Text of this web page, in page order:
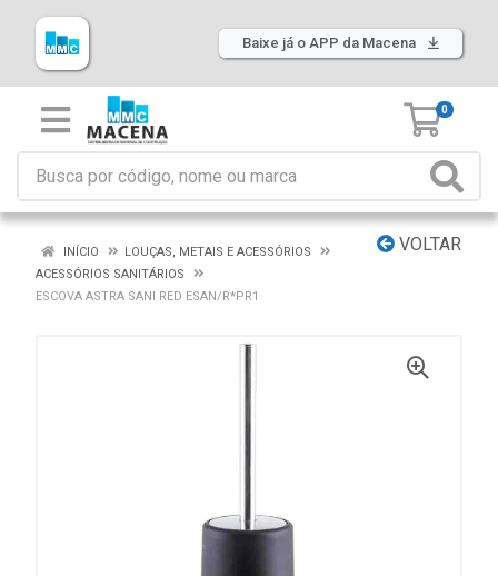
Baixe já o APP da Macena
0
VOLTAR
INÍCIO
LOUÇAS, METAIS E ACESSÓRIOS
ACESSÓRIOS SANITÁRIOS
ESCOVA ASTRA SANI RED ESAN/R*PR1